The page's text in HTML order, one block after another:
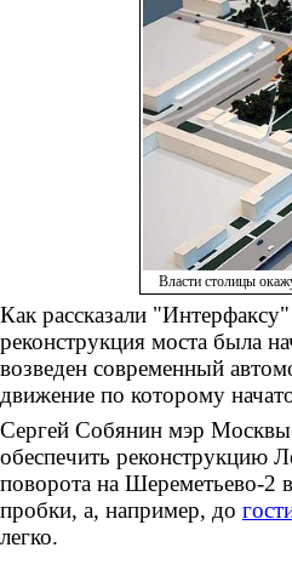
Власти столицы
Как рассказали
реконструкция моста была
возведен современный
движение по которому
Сергей Собянин мэр Москвы
обеспечить реконструкцию
поворота на Шереметьево-2
пробки, а, например, до
легко.